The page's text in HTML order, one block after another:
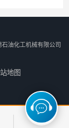
船用臂厂家
石油化工机械有限公司
地图